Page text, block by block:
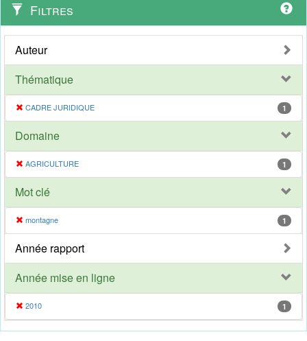
Filtres
Auteur
Thématique
CADRE JURIDIQUE 1
Domaine
AGRICULTURE 1
Mot clé
montagne 1
Année rapport
Année mise en ligne
2010 1